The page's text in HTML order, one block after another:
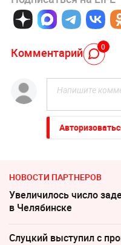
Комментарий 0
НОВОСТИ ПАРТНЕРОВ
Увеличилось число
в Челябинске
Слуцкий выступил с